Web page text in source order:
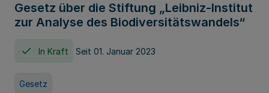
Gesetz über die Stiftung „Leibniz-Institut
zur Analyse des Biodiversitätswandels“
In Kraft Seit 01. Januar 2023
Gesetz